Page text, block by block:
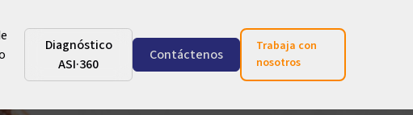
Diagnóstico
ASI·360
Contáctenos
Trabaja con
nosotros